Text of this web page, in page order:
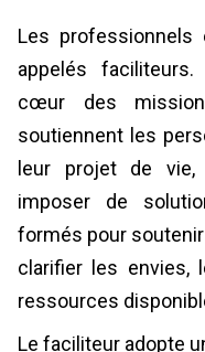
Les professionnels
appelés faciliteurs.
cœur des
soutiennent les
leur projet de
imposer de
formés pour
clarifier les envies,
ressources
Le faciliteur adopte